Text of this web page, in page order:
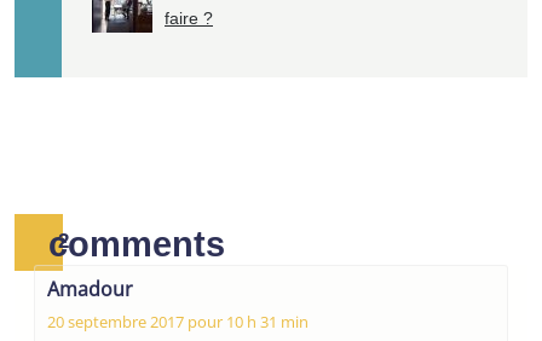
faire ?
2
comments
Amadour
20 septembre 2017 pour 10 h 31 min